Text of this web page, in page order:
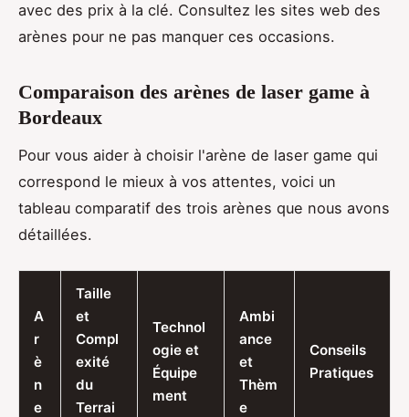
avec des prix à la clé. Consultez les sites web des
arènes pour ne pas manquer ces occasions.
Comparaison des arènes de laser game à
Bordeaux
Pour vous aider à choisir l'arène de laser game qui
correspond le mieux à vos attentes, voici un
tableau comparatif des trois arènes que nous avons
détaillées.
A
r
è
n
e
Taille
et
Compl
exité
du
Terrai
Technol
ogie et
Équipe
ment
Ambi
ance
et
Thèm
e
Conseils
Pratiques